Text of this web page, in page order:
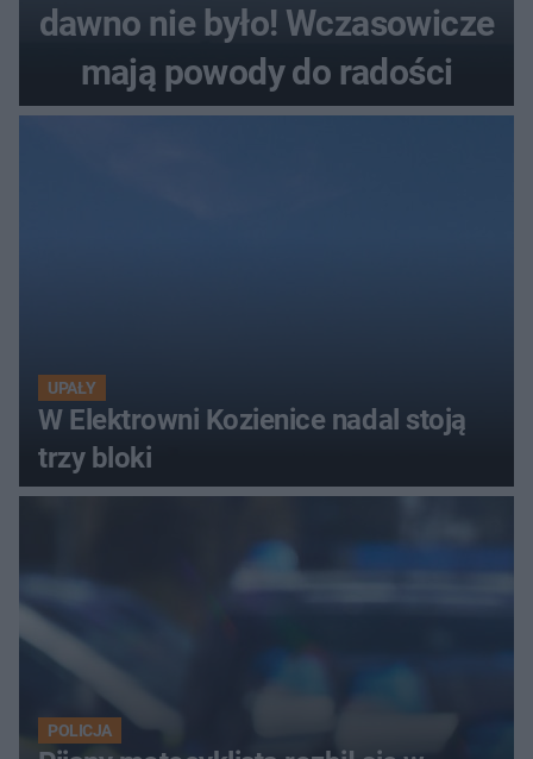
dawno nie było! Wczasowicze
mają powody do radości
UPAŁY
W Elektrowni Kozienice nadal stoją
trzy bloki
POLICJA